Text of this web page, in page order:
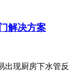
解决方案
出现厨房下水管反